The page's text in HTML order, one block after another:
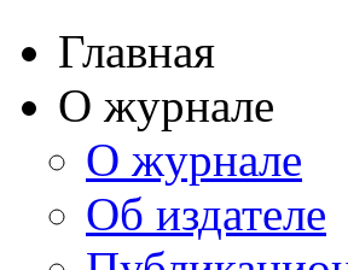
Главная
О журнале
О журнале
Об издателе